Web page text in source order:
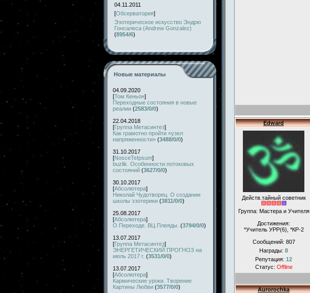
04.11.2011
[Обсерватория]
Эзотерическое искусство Эндрю
Гонсалеса (Andrew Gonzalez)
(8954/6)
Новые материалы
04.09.2020
[Том Кеньон]
Переходные состояния в новые
реалии (2583/0/0)
22.04.2018
[Группа Метасинтез]
Как грамотно пройти «узел
напряженности» (3488/0/0)
31.10.2017
[NosceTeIpsum]
buzlik. Особенности потоковых
состояний (3627/0/0)
30.10.2017
[Абсолютера]
Николай Чудотворец. О создании
школы эзотерики (3811/0/0)
25.08.2017
[Абсолютера]
О Переходе. ВЦ Плеяды. (3794/0/0)
13.07.2017
[Группа Метасинтез]
ЭНЕРГЕТИЧЕСКИЙ ПРОГНОЗ на
июль 2017 г. (3531/0/0)
13.07.2017
[Абсолютера]
Кармические уроки. Творение
Картины Любви (3577/0/0)
Edward
Действ.тайный советник
Группа: Мастера и Учителя
Достижения:
*Учитель УРР(6), *КР-2
Сообщений: 807
Награды: 8
Репутация: 12
Статус: Offline
Aurorochka